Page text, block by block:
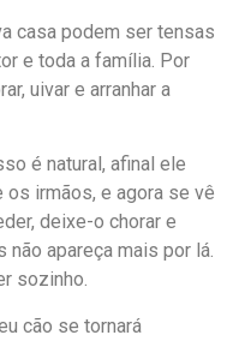
casa podem ser tensas
e toda a família. Por
uivar e arranhar a
é natural, afinal ele
os irmãos, e agora se vê
deixe-o chorar e
apareça mais por lá.
sozinho.
cão se tornará